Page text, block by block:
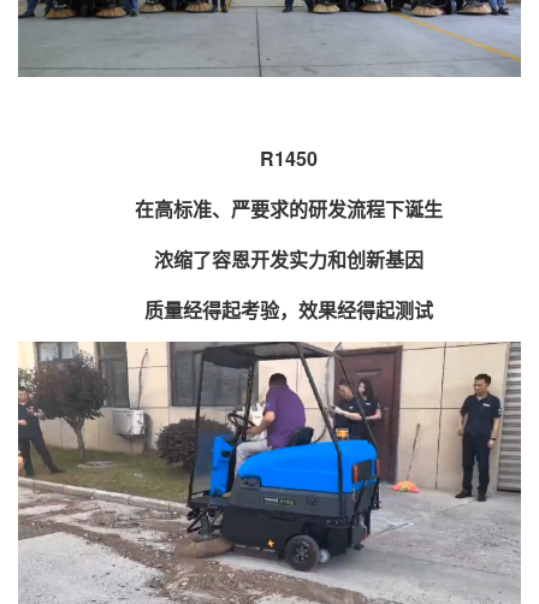
R1450
在高标准、严要求的研发流程下诞生
浓缩了容恩开发实力和创新基因
质量经得起考验，效果经得起测试